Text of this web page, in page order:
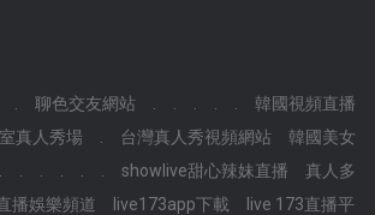
聊色交友網站
韓國視頻直播
真人秀場 台灣真人秀視頻網站
韓國美女
showlive甜心辣妹直播
真人多
播娛樂頻道
live173app下載
live 173直播平